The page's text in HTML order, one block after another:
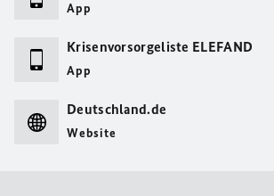
App
Krisenvorsorgeliste ELEFAND
App
Deutschland.de
Website